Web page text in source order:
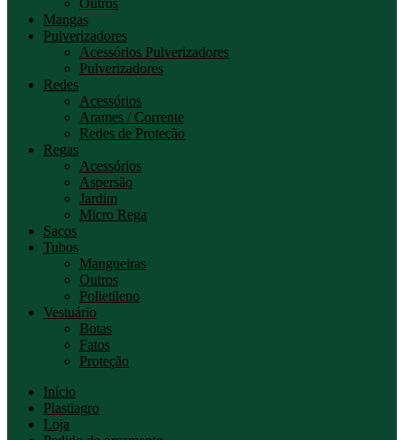
Outros
Mangas
Pulverizadores
Acessórios Pulverizadores
Pulverizadores
Redes
Acessórios
Arames / Corrente
Redes de Proteção
Regas
Acessórios
Aspersão
Jardim
Micro Rega
Sacos
Tubos
Mangueiras
Outros
Polietileno
Vestuário
Botas
Fatos
Proteção
Início
Plastiagro
Loja